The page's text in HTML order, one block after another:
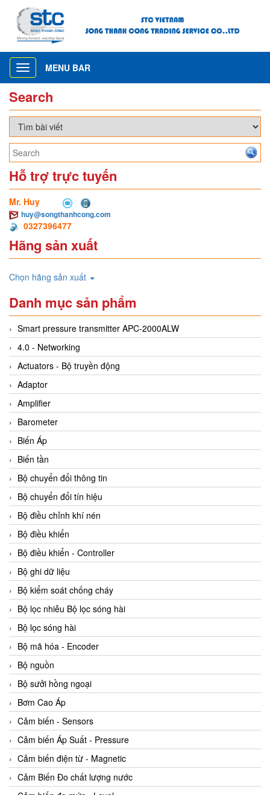
Toggle
navigation
MENU BAR
Search
Hỗ trợ trực tuyến
Mr. Huy
huy@songthanhcong.com
0327396477
Hãng sản xuất
Chọn hãng sản xuất
Danh mục sản phẩm
Smart pressure transmitter APC-2000ALW
4.0 - Networking
Actuators - Bộ truyền động
Adaptor
Amplifier
Barometer
Biến Áp
Biến tần
Bộ chuyển đổi thông tin
Bộ chuyển đổi tín hiệu
Bộ điều chỉnh khí nén
Bộ điều khiển
Bộ điều khiển - Controller
Bộ ghi dữ liệu
Bộ kiểm soát chống cháy
Bộ lọc nhiễu Bộ lọc sóng hài
Bộ lọc sóng hài
Bộ mã hóa - Encoder
Bộ nguồn
Bộ sưởi hồng ngoại
Bơm Cao Áp
Cảm biến - Sensors
Cảm biến Áp Suất - Pressure
Cảm biến điện từ - Magnetic
Cảm Biến Đo chất lượng nước